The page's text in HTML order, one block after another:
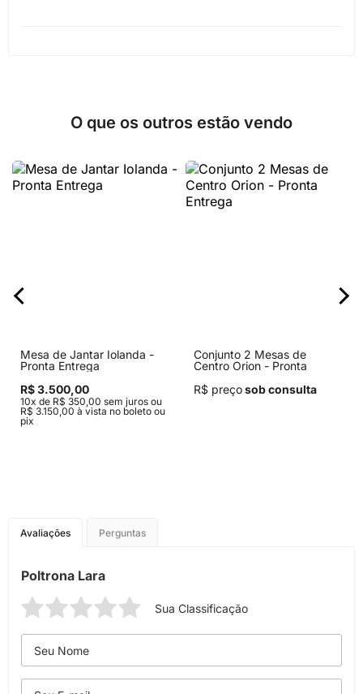
O que os outros estão vendo
Mesa de Jantar Iolanda -
Pronta Entrega
R$ 3.500,00
10x de R$ 350,00 sem juros ou
R$ 3.150,00 à vista no boleto ou
pix
Conjunto 2 Mesas de
Centro Orion - Pronta
R$ preçosob consulta
Avaliações Perguntas
Poltrona Lara
Sua Classificação